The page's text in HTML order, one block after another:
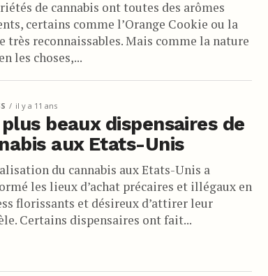
de cannabis ont toutes des arômes
certains comme l’Orange Cookie ou la
très reconnaissables. Mais comme la nature
les choses,...
il y a 11 ans
beaux dispensaires de
aux Etats-Unis
du cannabis aux Etats-Unis a
les lieux d’achat précaires et illégaux en
florissants et désireux d’attirer leur
Certains dispensaires ont fait...